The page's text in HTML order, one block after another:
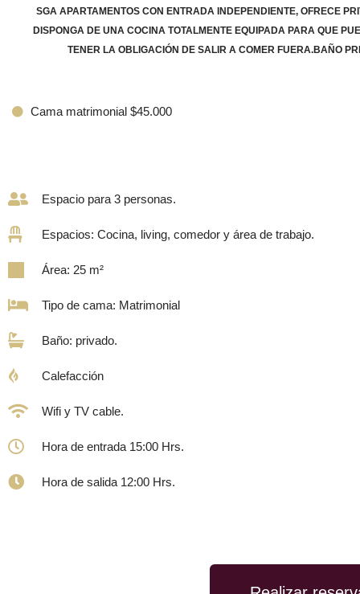
SGA APARTAMENTOS CON ENTRADA INDEPENDIENTE, OFRECE
DISPONGA DE UNA COCINA TOTALMENTE EQUIPADA PARA QUE
TENER LA OBLIGACIÓN DE SALIR A COMER FUERA.BAÑO
Cama matrimonial $45.000
Espacio para 3 personas.
Espacios: Cocina, living, comedor y área de trabajo.
Área: 25 m²
Tipo de cama: Matrimonial
Baño: privado.
Calefacción
Wifi y TV cable.
Hora de entrada 15:00 Hrs.
Hora de salida 12:00 Hrs.